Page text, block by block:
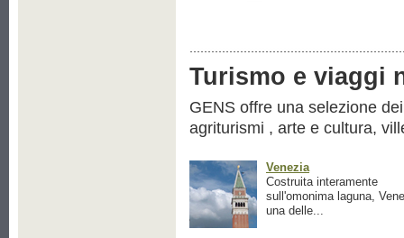
Turismo e viaggi
GENS offre una selezione
agriturismi , arte e cultura,
Venezia
Costruita interamente
sull'omonima laguna,
una delle...